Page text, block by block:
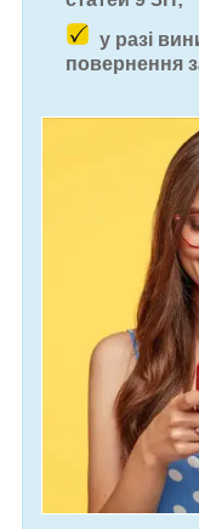
у разі
повернення